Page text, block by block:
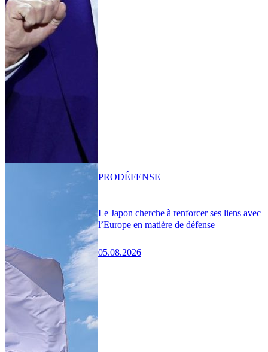
Le Japon cherche à renforcer ses liens avec
l’Europe en matière de défense
05.08.2026
PRODÉFENSE